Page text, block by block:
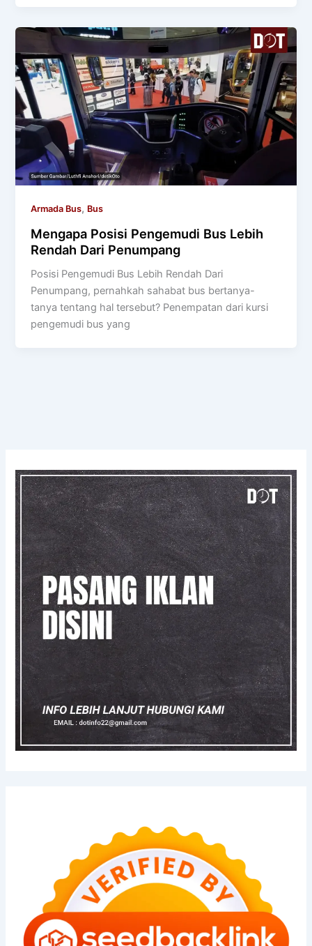
Armada Bus, Bus
Mengapa Posisi Pengemudi Bus Lebih
Rendah Dari Penumpang
Posisi Pengemudi Bus Lebih Rendah Dari
Penumpang, pernahkah sahabat bus bertanya-
tanya tentang hal tersebut? Penempatan dari kursi
pengemudi bus yang